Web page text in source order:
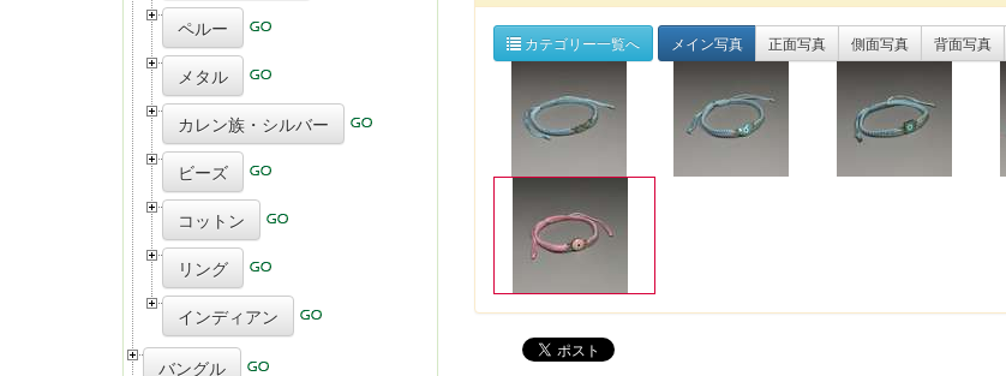
カテゴリー一覧へ メイン写真 正面写真 側面写真 背面写真
ペルー
メタル
カレン族・シルバー
ビーズ
コットン
リング
インディアン
バングル